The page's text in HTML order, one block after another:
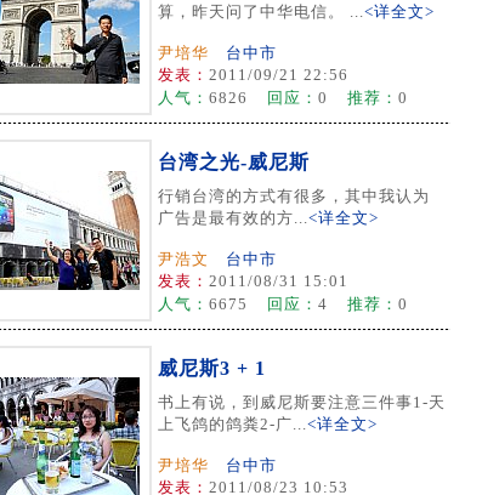
算，昨天问了中华电信。 ...<详全文>
尹培华
台中市
发表： 2011/09/21 22:56
人气： 6826 回应： 0 推荐： 0
台湾之光-威尼斯
行销台湾的方式有很多，其中我认为
广告是最有效的方...<详全文>
尹浩文
台中市
发表： 2011/08/31 15:01
人气： 6675 回应： 4 推荐： 0
威尼斯3 + 1
书上有说，到威尼斯要注意三件事1-天
上飞鸽的鸽粪2-广...<详全文>
尹培华
台中市
发表： 2011/08/23 10:53